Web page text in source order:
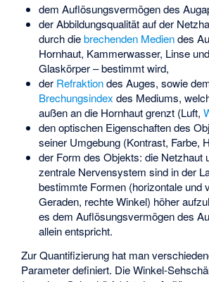
dem Auflösungsvermögen des
der Abbildungsqualität auf der
durch diebrechenden Mediendes
Hornhaut, Kammerwasser, Linse und
Glaskörper – bestimmt wird,
der Refraktiondes Auges, sowie
Brechungsindex des Mediums,
außen an die Hornhaut grenzt (Luft,
den optischen Eigenschaften des
seiner Umgebung (Kontrast, Farbe,
der Form des Objekts: die Netzhaut
zentrale Nervensystem sind in der
bestimmte Formen (horizontale und
Geraden, rechte Winkel) höher
es dem Auflösungsvermögen des
allein entspricht.
Zur Quantifizierung hat man
Parameter definiert. Die Winkel-